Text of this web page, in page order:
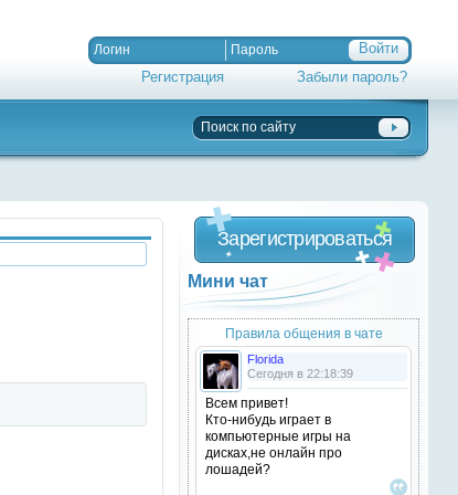
Регистрация Забыли пароль?
Зарегистрироваться
Мини чат
Правила общения в чате
Florida
Сегодня в 22:18:39
Всем привет!
Кто-нибудь играет в
компьютерные игры на
дисках,не онлайн про
лошадей?